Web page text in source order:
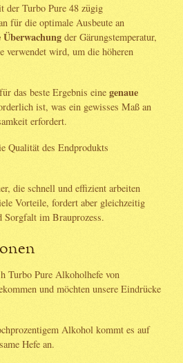
der Turbo Pure 48 zügig
für die optimale Ausbeute an
Überwachung der Gärungstemperatur,
verwendet wird, um die höheren
das beste Ergebnis einegenaue
ist, was ein gewisses Maß an
erfordert.
Qualität des Endprodukts
die schnell und effizient arbeiten
Vorteile, fordert aber gleichzeitig
Sorgfalt im Brauprozess.
Turbo Pure Alkoholhefe von
und möchten unsere Eindrücke
Alkohol kommt es auf
Hefe an.